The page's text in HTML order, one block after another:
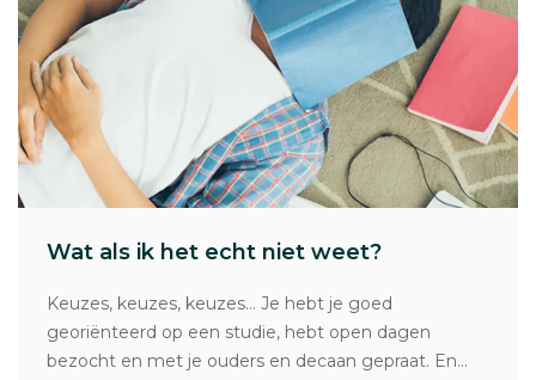
Wat als ik het echt niet weet?
Keuzes, keuzes, keuzes… Je hebt je goed
georiënteerd op een studie, hebt open dagen
bezocht en met je ouders en decaan gepraat. En...